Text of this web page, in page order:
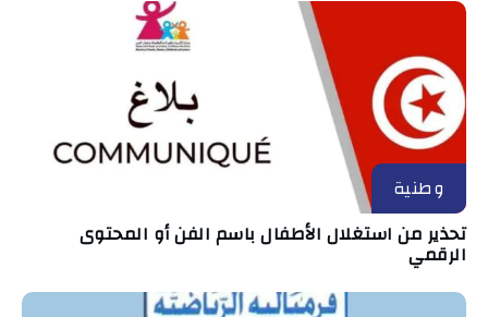
وطنية
تحذير من استغلال الأطفال باسم الفن أو المحتوى
الرقمي